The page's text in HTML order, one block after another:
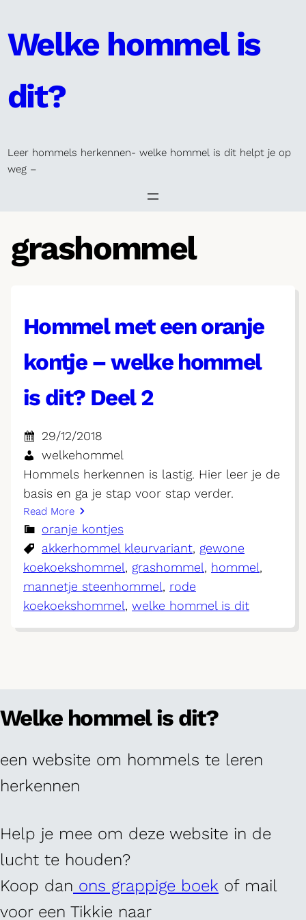
content
Welke hommel is
dit?
Leer hommels herkennen- welke hommel is dit helpt je op
weg –
grashommel
Hommel met een oranje
kontje – welke hommel
is dit? Deel 2
29/12/2018
welkehommel
Hommels herkennen is lastig. Hier leer je de
basis en ga je stap voor stap verder.
Read More
oranje kontjes
akkerhommel kleurvariant, gewone
koekoekshommel, grashommel, hommel
mannetje steenhommel, rode
koekoekshommel, welke hommel is dit
Welke hommel is dit?
een website om hommels te leren
herkennen
Help je mee om deze website in de
lucht te houden?
Koop dan ons grappige boek of mail
voor een Tikkie naar